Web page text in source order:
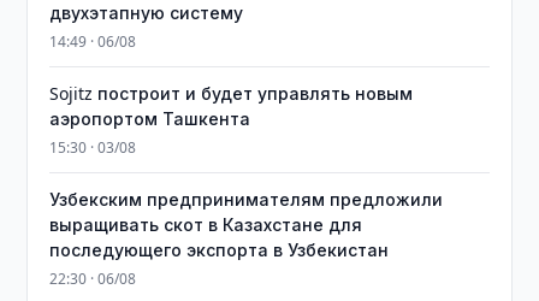
двухэтапную систему
14:49 · 06/08
Sojitz построит и будет управлять новым
аэропортом Ташкента
15:30 · 03/08
Узбекским предпринимателям предложили
выращивать скот в Казахстане для
последующего экспорта в Узбекистан
22:30 · 06/08